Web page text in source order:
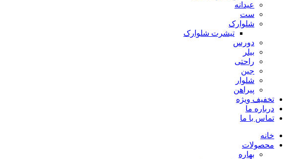
عیدانه
ست
شلوارک
تیشرت شلوارک
دورس
بیلر
راحتی
جین
شلوار
پیراهن
تخفیف ویژه
درباره ما
تماس با ما
خانه
محصولات
بهاره